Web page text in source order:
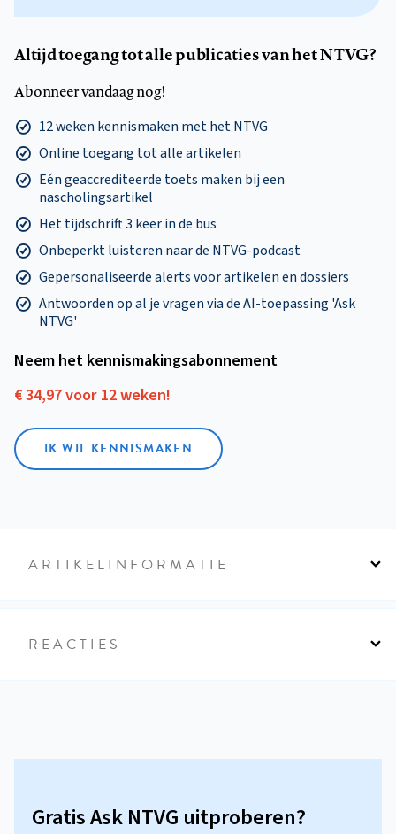
Altijd toegang tot alle publicaties van het NTVG?
Abonneer vandaag nog!
12 weken kennismaken met het NTVG
Online toegang tot alle artikelen
Eén geaccrediteerde toets maken bij een
nascholingsartikel
Het tijdschrift 3 keer in de bus
Onbeperkt luisteren naar de NTVG-podcast
Gepersonaliseerde alerts voor artikelen en dossiers
Antwoorden op al je vragen via de AI-toepassing 'Ask
NTVG'
Neem het kennismakings­abonnement
€ 34,97 voor 12 weken!
IK WIL KENNISMAKEN
ARTIKELINFORMATIE
REACTIES
Gratis Ask NTVG uitproberen?